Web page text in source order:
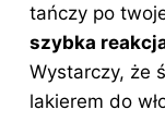
tańczy po
szybka
Wystarczy, że
lakierem do